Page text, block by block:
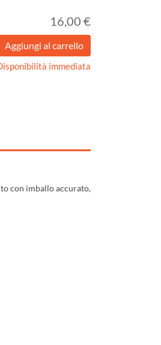
16,00 €
immediata
con imballo accurato,